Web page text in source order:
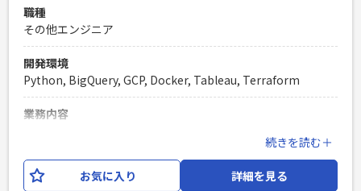
職種
その他エンジニア
開発環境
Python, BigQuery, GCP, Docker, Tableau, Terraform
業務内容
リの開発です。 累計400万ダウンロード突破し、ここから更に
サービスを拡大するために開発力強化いたします。 今回は、
ML Lead Engineerとして、データチームのメンバーと以下の
続きを読む＋
お気に入り 詳細を見る